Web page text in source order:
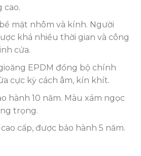
cao.
mặt nhôm và kính. Người
khá nhiều thời gian và công
cửa.
EPDM đồng bộ chính
cực kỳ cách âm, kín khít.
hành 10 năm. Màu xám ngọc
trọng.
cấp, được bảo hành 5 năm.